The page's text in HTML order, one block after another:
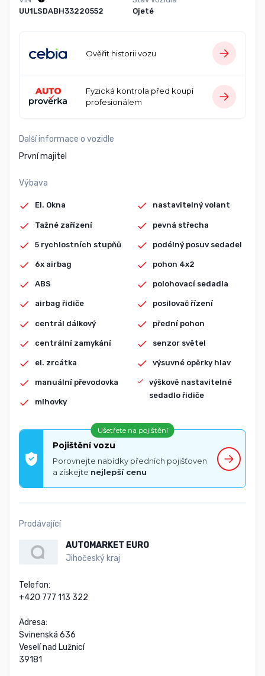
UU1LSDABH33220552
Ojeté
Ověřit historii vozu
Fyzická kontrola před koupí
profesionálem
Další informace o vozidle
První majitel
Výbava
El. Okna
Tažné zařízení
5 rychlostních stupňů
6x airbag
ABS
airbag řidiče
centrál dálkový
centrální zamykání
el. zrcátka
manuální převodovka
mlhovky
nastavitelný volant
pevná střecha
podélný posuv sedadel
pohon 4x2
polohovací sedadla
posilovač řízení
přední pohon
senzor světel
výsuvné opěrky hlav
výškově nastavitelné
sedadlo řidiče
Ušetřete na pojištění
Pojištění vozu
Porovnejte nabídky předních pojišťoven
a získejte nejlepší cenu
Prodávající
AUTOMARKET EURO
Jihočeský kraj
Telefon:
+420 777 113 322
Adresa:
Svinenská 636
Veselí nad Lužnicí
39181